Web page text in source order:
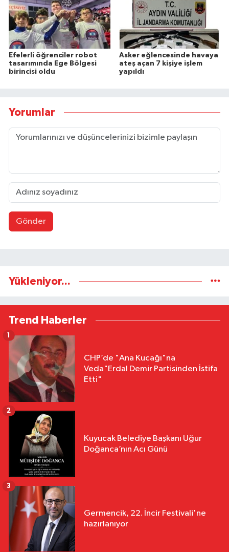
Efelerli öğrenciler robot
tasarımında Ege Bölgesi
birincisi oldu
Asker eğlencesinde havaya
ateş açan 7 kişiye işlem
yapıldı
Yorumlar
Gönder
Yükleniyor...
Trend Haberler
CHP’de "Ana Kucağı"na
Veda"Erdal Demir Partisinden İstifa
Etti"
1
Kuyucak Belediye Başkanı Uğur
Doğanca’nın Acı Günü
2
Germencik, 22. İncir Festivali'ne
hazırlanıyor
3